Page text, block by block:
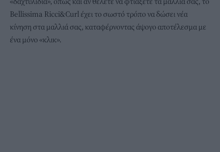
Bellissima Ricci&Curl έχει το σωστό τρόπο να δώσει νέα
κίνηση στα μαλλιά σας, καταφέρνοντας άψογο αποτέλεσμα με
ένα μόνο «κλικ».